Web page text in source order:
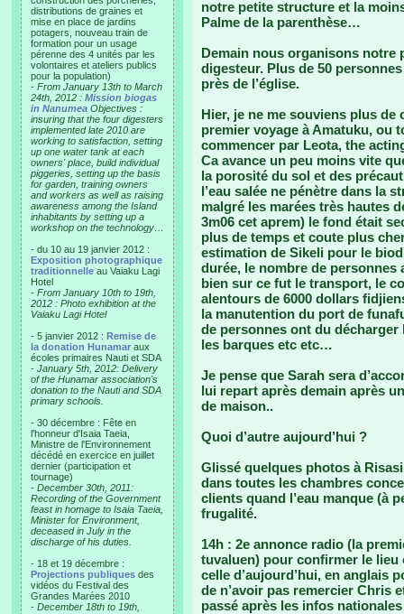
distributions de graines et
mise en place de jardins
potagers, nouveau train de
formation pour un usage
pérenne des 4 unités par les
volontaires et ateliers publics
pour la population)
- From January 13th to March
24th, 2012 : Mission biogas
in Nanumea Objectives :
insuring that the four digesters
implemented late 2010 are
working to satisfaction, setting
up one water tank at each
owners' place, build individual
piggeries, setting up the basis
for garden, training owners
and workers as well as raising
awareness among the Island
inhabitants by setting up a
workshop on the technology…
- du 10 au 19 janvier 2012 :
Exposition photographique
traditionnelle au Vaiaku Lagi
Hotel
- From January 10th to 19th,
2012 : Photo exhibition at the
Vaiaku Lagi Hotel
- 5 janvier 2012 : Remise de
la donation Hunamar aux
écoles primaires Nauti et SDA
- January 5th, 2012: Delivery
of the Hunamar association's
donation to the Nauti and SDA
primary schools.
- 30 décembre : Fête en
l'honneur d'Isaia Taeia,
Ministre de l'Environnement
décédé en exercice en juillet
dernier (participation et
tournage)
- December 30th, 2011:
Recording of the Government
feast in homage to Isaia Taeia,
Minister for Environment,
deceased in July in the
discharge of his duties.
- 18 et 19 décembre :
Projections publiques des
vidéos du Festival des
Grandes Marées 2010
- December 18th to 19th,
notre petite structure et la
Palme de la parenthèse…
Demain nous organisons notre
digesteur. Plus de 50
près de l’église.
Hier, je ne me souviens plus
premier voyage à Amatuku, ou
commencer par Leota, the
Ca avance un peu moins vite
la porosité du sol et des
l’eau salée ne pénètre dans la
malgré les marées très hautes
3m06 cet aprem) le fond était
plus de temps et coute plus
estimation de Sikeli pour le
durée, le nombre de personnes
bien sur ce fut le transport, le
alentours de 6000 dollars
la manutention du port de
de personnes ont du
les barques etc etc…
Je pense que Sarah sera
lui repart après demain après
de maison..
Quoi d’autre aujourd’hui ?
Glissé quelques photos à
dans toutes les chambres
clients quand l’eau manque (à
frugalité.
14h : 2e annonce radio (la
tuvaluen) pour confirmer le lieu
celle d’aujourd’hui, en anglais
de n’avoir pas remercier Chris
passé après les infos